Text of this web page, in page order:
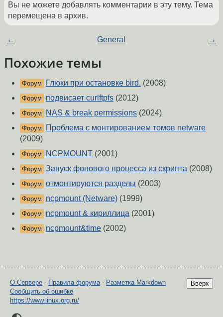
Вы не можете добавлять комментарии в эту тему. Тема
перемещена в архив.
← General →
Похожие темы
Форум Глюки при остановке bird. (2008)
Форум подвисает curlftpfs (2012)
Форум NAS & break permissions (2024)
Форум
Проблема с монтированием томов netware
(2009)
Форум NCPMOUNT (2001)
Форум Запуск фонового процесса из скрипта (2008)
Форум отмонтируются разделы (2003)
Форум ncpmount (Netware) (1999)
Форум ncpmount & кириллица (2001)
Форум ncpmount&time (2002)
Вверх
О Сервере - Правила форума- Разметка Markdown
Сообщить об ошибке
https://www.linux.org.ru/